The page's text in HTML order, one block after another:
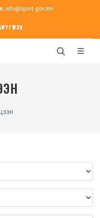
info@sport.gov.mn
БҮРТГҮҮЛЭХ